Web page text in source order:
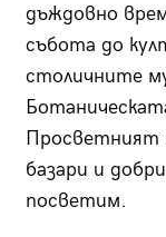
дъждовно
събота до
столичните
Просветният
базари и
посветим.